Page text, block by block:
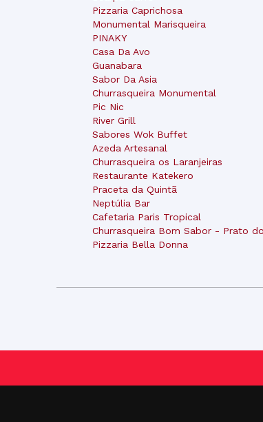
Pizzaria Caprichosa
Monumental Marisqueira
PINAKY
Casa Da Avo
Guanabara
Sabor Da Asia
Churrasqueira Monumental
Pic Nic
River Grill
Sabores Wok Buffet
Azeda Artesanal
Churrasqueira os Laranjeiras
Restaurante Katekero
Praceta da Quintã
Neptúlia Bar
Cafetaria Paris Tropical
Churrasqueira Bom Sabor - Prato
Pizzaria Bella Donna